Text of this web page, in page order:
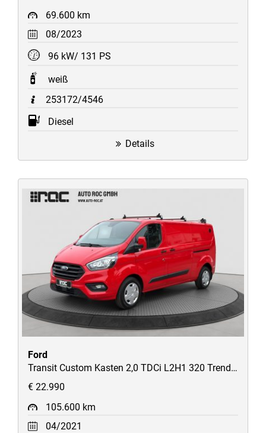
69.600 km
08/2023
96 kW/ 131 PS
weiß
253172/4546
Diesel
Details
Ford
Transit Custom Kasten 2,0 TDCi L2H1 320 Trend Aut. 2xSchiebetüre/Heckklappe/Kamera/CarPlay/uvm
€ 22.990
105.600 km
04/2021